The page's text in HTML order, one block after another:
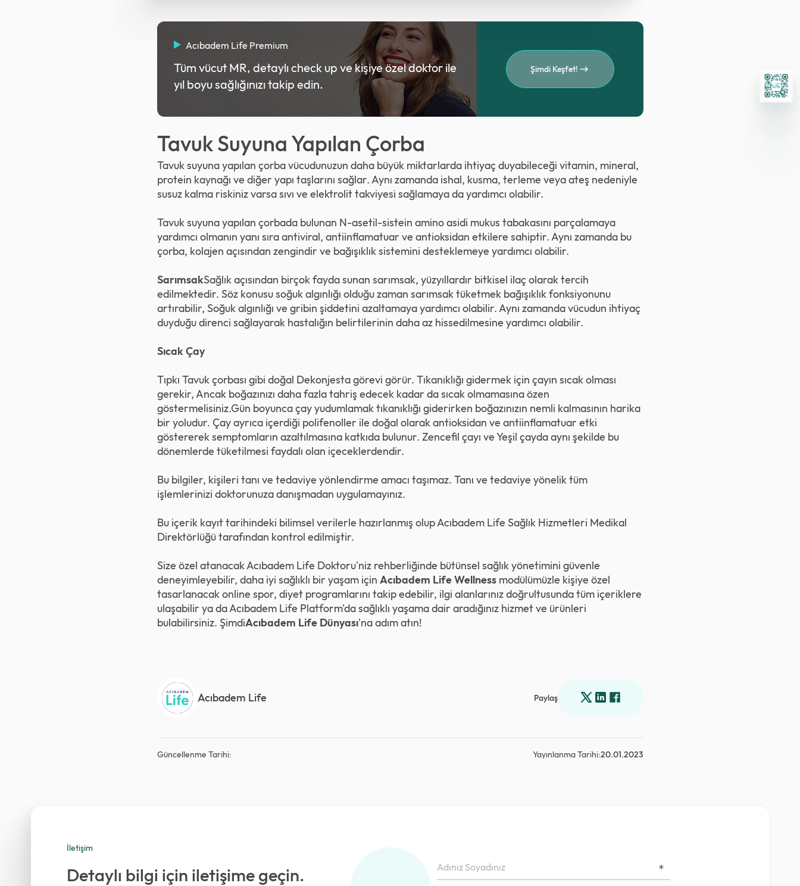
Acıbadem Life Premium
Tüm vücut MR, detaylı check up ve kişiye özel doktor ile
yıl boyu sağlığınızı takip edin.
Şimdi Keşfet!
Tavuk Suyuna Yapılan Çorba
Tavuk suyuna yapılan çorba vücudunuzun daha büyük miktarlarda ihtiyaç duyabileceği vitamin, mineral,
protein kaynağı ve diğer yapı taşlarını sağlar. Aynı zamanda ishal, kusma, terleme veya ateş nedeniyle
susuz kalma riskiniz varsa sıvı ve elektrolit takviyesi sağlamaya da yardımcı olabilir.
Tavuk suyuna yapılan çorbada bulunan N-asetil-sistein amino asidi mukus tabakasını parçalamaya
yardımcı olmanın yanı sıra antiviral, antiinflamatuar ve antioksidan etkilere sahiptir. Aynı zamanda bu
çorba, kolajen açısından zengindir ve bağışıklık sistemini desteklemeye yardımcı olabilir.
SarımsakSağlık açısından birçok fayda sunan sarımsak, yüzyıllardır bitkisel ilaç olarak tercih
edilmektedir. Söz konusu soğuk algınlığı olduğu zaman sarımsak tüketmek bağışıklık fonksiyonunu
artırabilir, Soğuk algınlığı ve gribin şiddetini azaltamaya yardımcı olabilir. Aynı zamanda vücudun ihtiyaç
duyduğu direnci sağlayarak hastalığın belirtilerinin daha az hissedilmesine yardımcı olabilir.
Sıcak Çay
Tıpkı Tavuk çorbası gibi doğal Dekonjesta görevi görür. Tıkanıklığı gidermek için çayın sıcak olması
gerekir, Ancak boğazınızı daha fazla tahriş edecek kadar da sıcak olmamasına özen
göstermelisiniz.Gün boyunca çay yudumlamak tıkanıklığı giderirken boğazınızın nemli kalmasının harika
bir yoludur. Çay ayrıca içerdiği polifenoller ile doğal olarak antioksidan ve antiinflamatuar etki
göstererek semptomların azaltılmasına katkıda bulunur. Zencefil çayı ve Yeşil çayda aynı şekilde bu
dönemlerde tüketilmesi faydalı olan içeceklerdendir.
Bu bilgiler, kişileri tanı ve tedaviye yönlendirme amacı taşımaz. Tanı ve tedaviye yönelik tüm
işlemlerinizi doktorunuza danışmadan uygulamayınız.
Bu içerik kayıt tarihindeki bilimsel verilerle hazırlanmış olup Acıbadem Life Sağlık Hizmetleri Medikal
Direktörlüğü tarafından kontrol edilmiştir.
Size özel atanacak Acıbadem Life Doktoru'niz rehberliğinde bütünsel sağlık yönetimini güvenle
deneyimleyebilir, daha iyi sağlıklı bir yaşam için Acıbadem Life Wellness modülümüzle kişiye özel
tasarlanacak online spor, diyet programlarını takip edebilir, ilgi alanlarınız doğrultusunda tüm içeriklere
ulaşabilir ya da Acıbadem Life Platform'da sağlıklı yaşama dair aradığınız hizmet ve ürünleri
bulabilirsiniz. ŞimdiAcıbadem Life Dünyası'na adım atın!
Acıbadem Life Paylaş
Güncellenme Tarihi: Yayınlanma Tarihi:20.01.2023
İletişim
Detaylı bilgi için iletişime geçin.